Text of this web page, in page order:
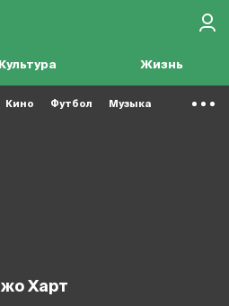
Культура Жизнь
Кино Футбол Музыка
Джо Харт